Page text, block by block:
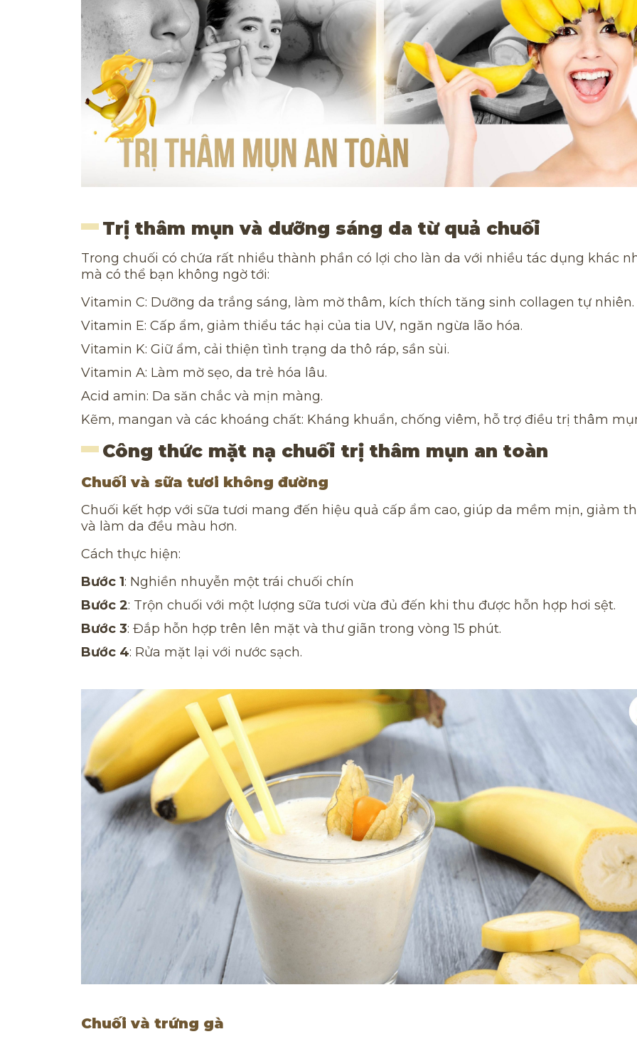
Trị thâm mụn và dưỡng sáng da từ quả chuối
Trong chuối có chứa rất nhiều thành phần có lợi cho làn da với nhiều tác dụng khác
mà có thể bạn không ngờ tới:
Vitamin C: Dưỡng da trắng sáng, làm mờ thâm, kích thích tăng sinh collagen tự nhiên.
Vitamin E: Cấp ẩm, giảm thiểu tác hại của tia UV, ngăn ngừa lão hóa.
Vitamin K: Giữ ẩm, cải thiện tình trạng da thô ráp, sần sùi.
Vitamin A: Làm mờ sẹo, da trẻ hóa lâu.
Acid amin: Da săn chắc và mịn màng.
Kẽm, mangan và các khoáng chất: Kháng khuẩn, chống viêm, hỗ trợ điều trị thâm
Công thức mặt nạ chuối trị thâm mụn an toàn
Chuối và sữa tươi không đường
Chuối kết hợp với sữa tươi mang đến hiệu quả cấp ẩm cao, giúp da mềm mịn, giảm
và làm da đều màu hơn.
Cách thực hiện:
Bước 1: Nghiền nhuyễn một trái chuối chín
Bước 2: Trộn chuối với một lượng sữa tươi vừa đủ đến khi thu được hỗn hợp hơi sệt.
Bước 3: Đắp hỗn hợp trên lên mặt và thư giãn trong vòng 15 phút.
Bước 4: Rửa mặt lại với nước sạch.
Chuối và trứng gà